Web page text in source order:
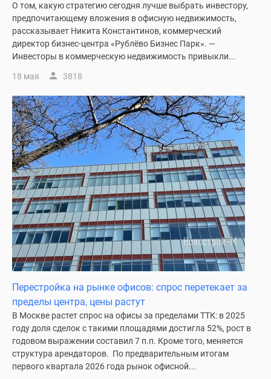
рынка
Покупателю
Экспертиза
новостроек
авторы
проекте
Контакты
Реклама
сайте
Дзен
Машино-
места
Апартаменты
#траншевая
ипотека
#рассрочка
ИТ-
ипотека
Квартиры
скидками
О том, какую стратегию сегодня лучше выбрать инвестору,
предпочитающему вложения в офисную недвижимость,
рассказывает Никита Константинов, коммерческий
директор бизнес-центра «Рублёво Бизнес Парк». —
Инвесторы в коммерческую недвижимость привыкли...
18 мая 3818
Перестройка на рынке офисов: спрос перетекает за
пределы центра, цены растут
В Москве растет спрос на офисы за пределами ТТК: в 2025
году доля сделок с такими площадями достигла 52%, рост в
годовом выражении составил 7 п.п. Кроме того, меняется
структура арендаторов. По предварительным итогам
первого квартала 2026 года рынок офисной...